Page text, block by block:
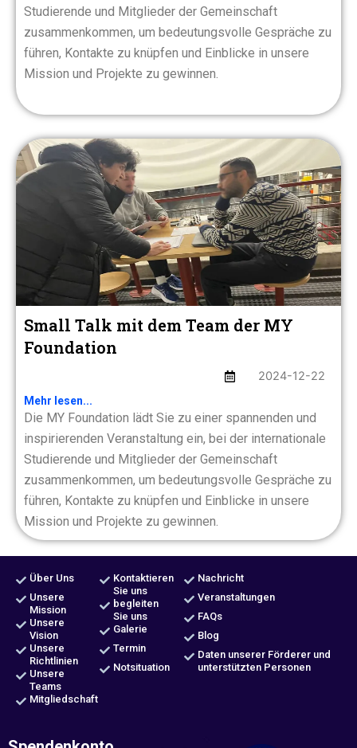
Studierende und Mitglieder der Gemeinschaft
zusammenkommen, um bedeutungsvolle Gespräche zu
führen, Kontakte zu knüpfen und Einblicke in unsere
Mission und Projekte zu gewinnen.
Small Talk mit dem Team der MY
Foundation
2024-12-22
Mehr lesen...
Die MY Foundation lädt Sie zu einer spannenden und
inspirierenden Veranstaltung ein, bei der internationale
Studierende und Mitglieder der Gemeinschaft
zusammenkommen, um bedeutungsvolle Gespräche zu
führen, Kontakte zu knüpfen und Einblicke in unsere
Mission und Projekte zu gewinnen.
Über Uns
Unsere
Mission
Unsere
Vision
Unsere
Richtlinien
Unsere
Teams
Mitgliedschaft
Kontaktieren
Sie uns
begleiten
Sie uns
Galerie
Termin
Notsituation
Nachricht
Veranstaltungen
FAQs
Blog
Daten unserer Förderer und
unterstützten Personen